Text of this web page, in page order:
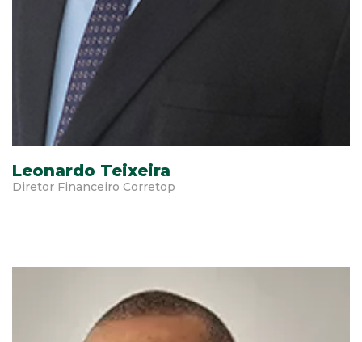
Leonardo Teixeira
Diretor Financeiro Corretop